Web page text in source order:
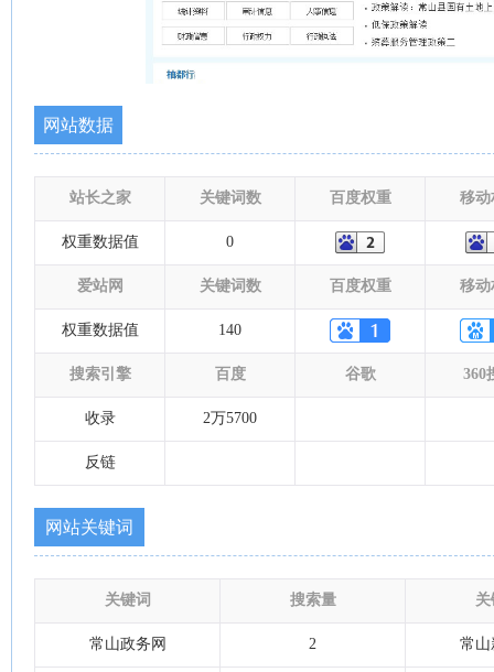
网站数据
站长之家 关键词数 百度权重 移动
权重数据值 0
爱站网 关键词数 百度权重 移动
权重数据值 140
搜索引擎 百度 谷歌 360
收录 2万5700
反链
网站关键词
关键词 搜索量 关
常山政务网 2 常山